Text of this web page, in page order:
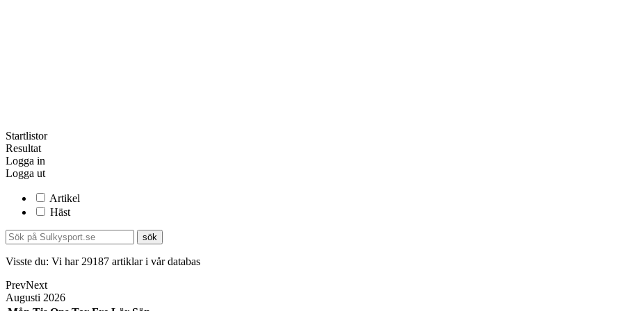
Startlistor
Resultat
Logga in
Logga ut
Artikel
Häst
Visste du: Vi har 29187 artiklar i vår databas
PrevNext
Augusti 2026